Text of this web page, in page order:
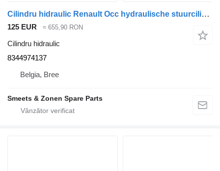
Cilindru hidraulic Renault Occ hydraulische stuurcilinder 8344974137 pentru camion
125 EUR ≈ 655,90 RON
Cilindru hidraulic
8344974137
Belgia, Bree
Smeets & Zonen Spare Parts